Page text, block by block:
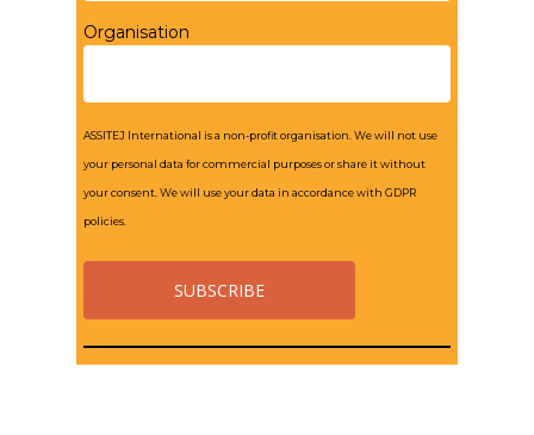
Organisation
ASSITEJ International is a non-profit organisation. We will not use
your personal data for commercial purposes or share it without
your consent. We will use your data in accordance with GDPR
policies.